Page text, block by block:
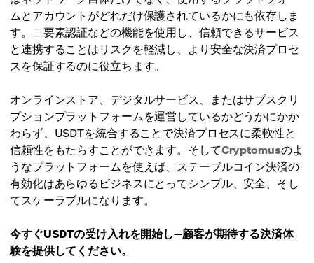
ムとアカウントがどれだけ保護されているかにも依存しま
す。二要素認証などの機能を使用し、信頼できるサービス
と連携することはリスクを軽減し、より安全な決済プロセ
スを保証するのに役立ちます。
オンラインストア、デジタルサービス、またはサブスクリ
プションプラットフォームを運営しているかどうかにかか
わらず、USDTを統合することで決済プロセスに柔軟性と
信頼性をもたらすことができます。そしてCryptomusのよ
うなプラットフォームを使えば、ステーブルコイン決済の
有効化はあらゆるビジネスにとってシンプル、安全、そし
てスケーラブルになります。
今すぐUSDTの受け入れを開始し—顧客が期待する決済体
験を提供してください。